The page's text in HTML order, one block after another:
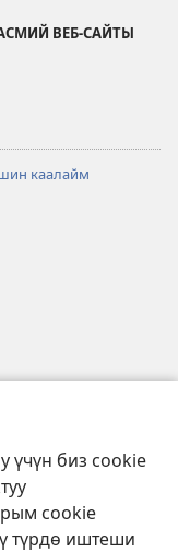
үчүн биз cookie
cookie
түрдө иштеши
ВЕБ-САЙТЫ
каалайм